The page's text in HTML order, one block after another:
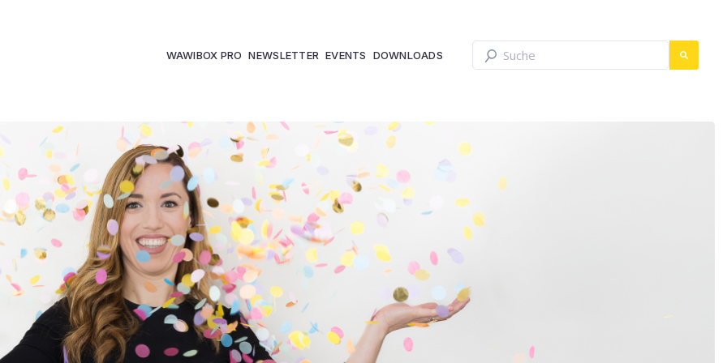
WAWIBOX PRO NEWSLETTER EVENTS DOWNLOADS
Dies ist ein Suchfeld mit einer